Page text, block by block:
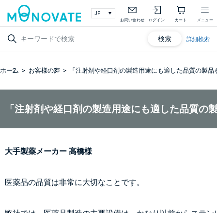
お問い合わせ ログイン カート メニュー
検索 詳細検索
ホーム お客様の声 「注射剤や経口剤の製造用途にも適した品質の製
「注射剤や経口剤の製造用途にも適した品質の
大手製薬メーカー 高橋様
医薬品の品質は非常に大切なことです。